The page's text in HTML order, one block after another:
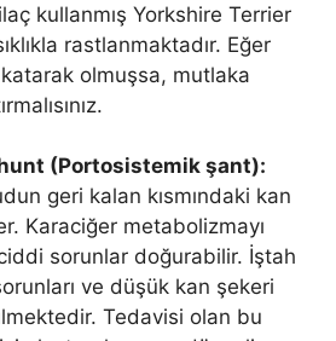
kullanmış Yorkshire Terrier
rastlanmaktadır. Eğer
olmuşsa, mutlaka
(Portosistemik şant):
geri kalan kısmındaki kan
Karaciğer metabolizmayı
sorunlar doğurabilir. İştah
ve düşük kan şekeri
Tedavisi olan bu